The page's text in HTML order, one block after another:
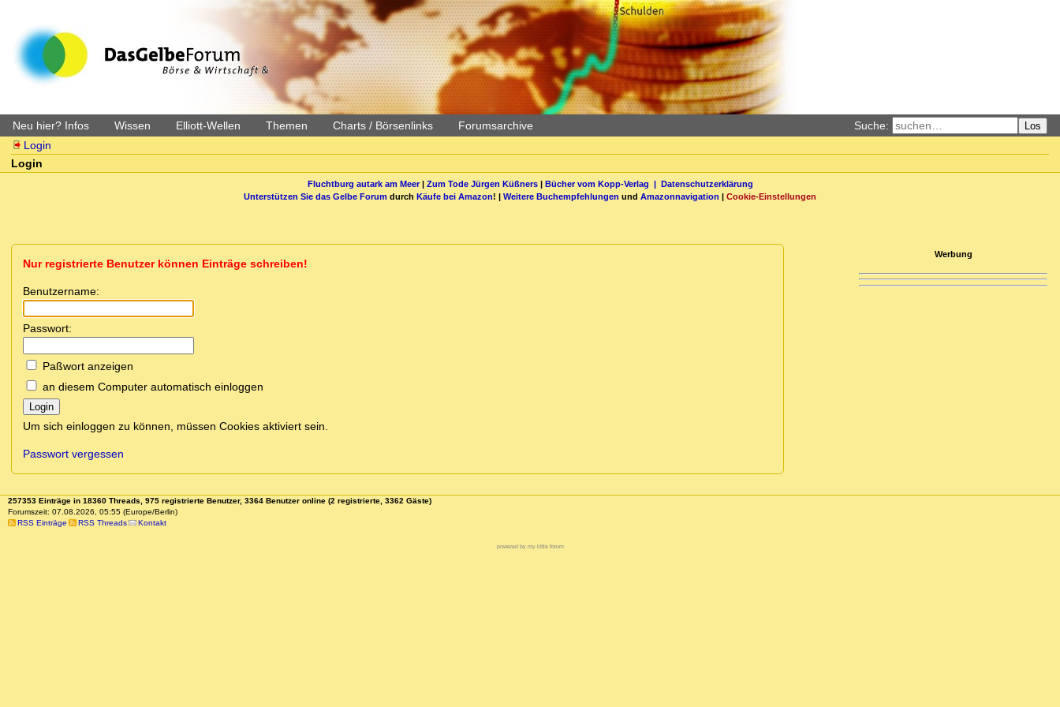
Neu hier? Infos Wissen Elliott-Wellen Themen Charts / Börsenlinks Forumsarchive Suche: Los
Login
Login
Fluchtburg autark am Meer| Zum Tode Jürgen Küßners| Bücher vom Kopp-Verlag | Datenschutzerklärung
Unterstützen Sie das Gelbe Forum durch Käufe bei Amazon! | Weitere Buchempfehlungen und Amazonnavigation | Cookie-Einstellungen
Nur registrierte Benutzer können Einträge schreiben!
Benutzername:
Passwort:
Paßwort anzeigen
an diesem Computer automatisch einloggen
Login
Um sich einloggen zu können, müssen Cookies aktiviert sein.
Passwort vergessen
Werbung
257353 Einträge in 18360 Threads, 975 registrierte Benutzer, 3364 Benutzer online (2 registrierte, 3362 Gäste)
Forumszeit: 07.08.2026, 05:55 (Europe/Berlin)
RSS Einträge
RSS Threads Kontakt
powered by my little forum